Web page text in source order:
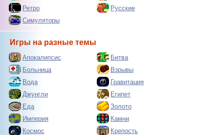
Ретро
Русские
Симуляторы
Игры на разные темы
Апокалипсис
Битва
Больница
Взрывы
Вода
Гравитация
Джунгли
Египет
Еда
Золото
Империя
Камни
Космос
Крепость